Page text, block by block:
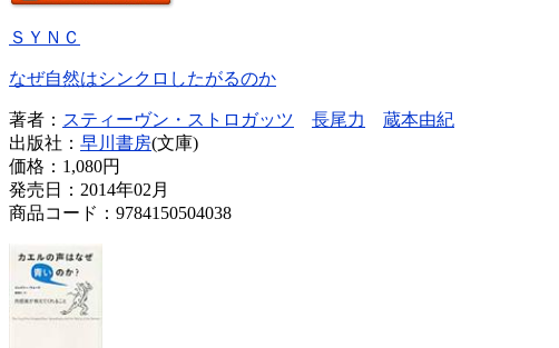
ＳＹＮＣ
なぜ自然はシンクロしたがるのか
著者： スティーヴン・ストロガッツ 長尾力
蔵本由紀
出版社： 早川書房(文庫)
価格： 1,080円
発売日：2014年02月
商品コード：9784150504038